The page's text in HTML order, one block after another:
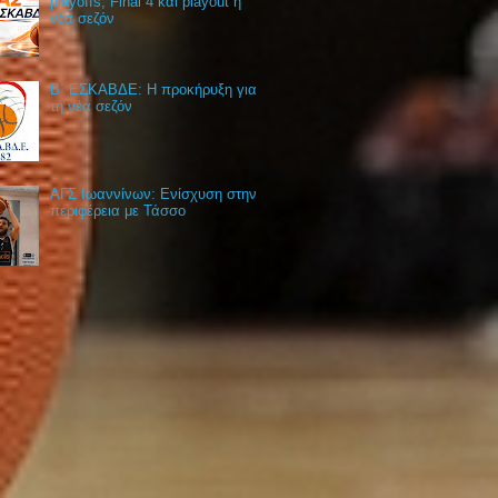
νέα σεζόν
Β΄ ΕΣΚΑΒΔΕ: Η προκήρυξη για
τη νέα σεζόν
ΑΓΣ Ιωαννίνων: Ενίσχυση στην
περιφέρεια με Τάσσο